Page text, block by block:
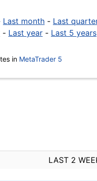
Last month - Last
- Last year - Last 5 years
in MetaTrader 5
LAST 2